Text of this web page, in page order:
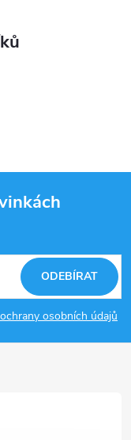
osobních údajů
ODEBÍRAT